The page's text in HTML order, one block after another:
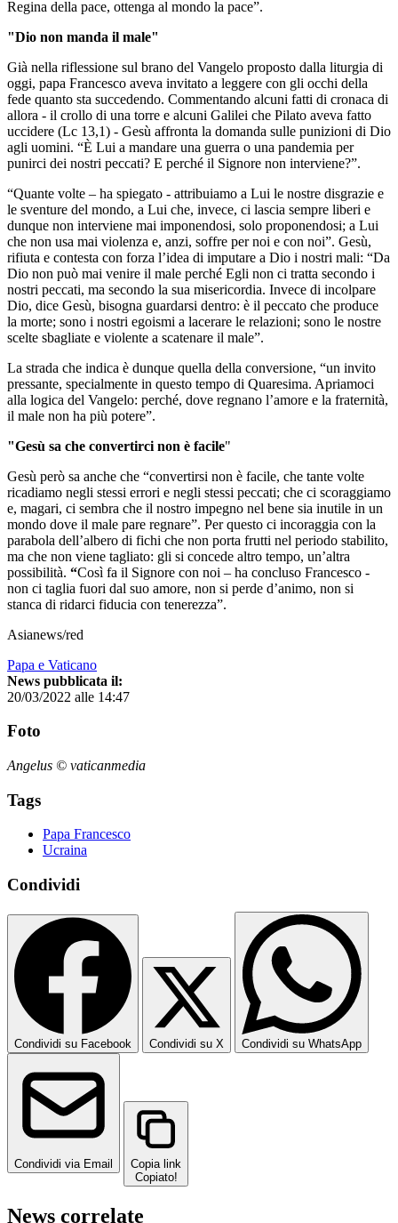
Regina della pace, ottenga al mondo la pace”.
"Dio non manda il male"
Già nella riflessione sul brano del Vangelo proposto dalla liturgia di
oggi, papa Francesco aveva invitato a leggere con gli occhi della
fede quanto sta succedendo. Commentando alcuni fatti di cronaca di
allora - il crollo di una torre e alcuni Galilei che Pilato aveva fatto
uccidere (Lc 13,1) - Gesù affronta la domanda sulle punizioni di Dio
agli uomini. “È Lui a mandare una guerra o una pandemia per
punirci dei nostri peccati? E perché il Signore non interviene?”.
“Quante volte – ha spiegato - attribuiamo a Lui le nostre disgrazie e
le sventure del mondo, a Lui che, invece, ci lascia sempre liberi e
dunque non interviene mai imponendosi, solo proponendosi; a Lui
che non usa mai violenza e, anzi, soffre per noi e con noi”. Gesù,
rifiuta e contesta con forza l’idea di imputare a Dio i nostri mali: “Da
Dio non può mai venire il male perché Egli non ci tratta secondo i
nostri peccati, ma secondo la sua misericordia. Invece di incolpare
Dio, dice Gesù, bisogna guardarsi dentro: è il peccato che produce
la morte; sono i nostri egoismi a lacerare le relazioni; sono le nostre
scelte sbagliate e violente a scatenare il male”.
La strada che indica è dunque quella della conversione, “un invito
pressante, specialmente in questo tempo di Quaresima. Apriamoci
alla logica del Vangelo: perché, dove regnano l’amore e la fraternità,
il male non ha più potere”.
"Gesù sa che convertirci non è facile"
Gesù però sa anche che “convertirsi non è facile, che tante volte
ricadiamo negli stessi errori e negli stessi peccati; che ci scoraggiamo
e, magari, ci sembra che il nostro impegno nel bene sia inutile in un
mondo dove il male pare regnare”. Per questo ci incoraggia con la
parabola dell’albero di fichi che non porta frutti nel periodo stabilito,
ma che non viene tagliato: gli si concede altro tempo, un’altra
possibilità. “Così fa il Signore con noi – ha concluso Francesco -
non ci taglia fuori dal suo amore, non si perde d’animo, non si
stanca di ridarci fiducia con tenerezza”.
Asianews/red
Papa e Vaticano
News pubblicata il:
20/03/2022 alle 14:47
Foto
Angelus © vaticanmedia
Tags
Papa Francesco
Ucraina
Condividi
Condividi su Facebook Condividi su X Condividi su WhatsApp
Condividi via Email
Copia link
Copiato!
News correlate